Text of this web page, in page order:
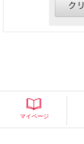
マイページ